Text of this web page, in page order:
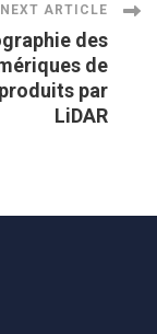
NEXT ARTICLE
des
de
par
LiDAR